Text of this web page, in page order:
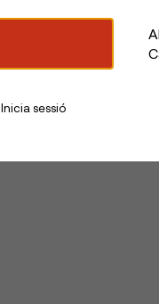
Inicia sessió